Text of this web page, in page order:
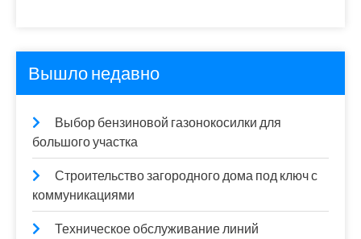
Вышло недавно
Выбор бензиновой газонокосилки для
большого участка
Строительство загородного дома под ключ с
коммуникациями
Техническое обслуживание линий